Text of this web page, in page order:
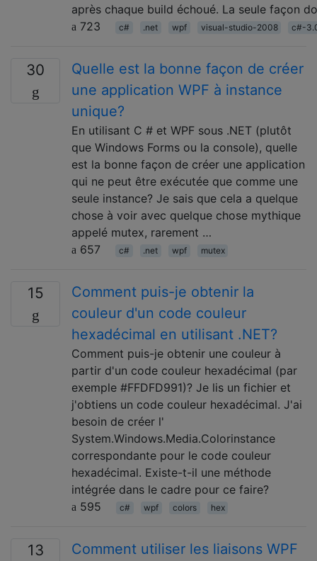
après chaque build échoué. La seule façon
723
c# .net wpf visual-studio-2008 c#-
30
Quelle est la bonne façon de créer
une application WPF à instance
unique?
En utilisant C # et WPF sous .NET (plutôt
que Windows Forms ou la console), quelle
est la bonne façon de créer une application
qui ne peut être exécutée que comme une
seule instance? Je sais que cela a quelque
chose à voir avec quelque chose mythique
appelé mutex, rarement …
657
c# .net wpf mutex
15
Comment puis-je obtenir la
couleur d'un code couleur
hexadécimal en utilisant .NET?
Comment puis-je obtenir une couleur à
partir d'un code couleur hexadécimal (par
exemple #FFDFD991)? Je lis un fichier et
j'obtiens un code couleur hexadécimal. J'ai
besoin de créer l'
System.Windows.Media.Colorinstance
correspondante pour le code couleur
hexadécimal. Existe-t-il une méthode
intégrée dans le cadre pour ce faire?
595
c# wpf colors hex
13
Comment utiliser les liaisons WPF